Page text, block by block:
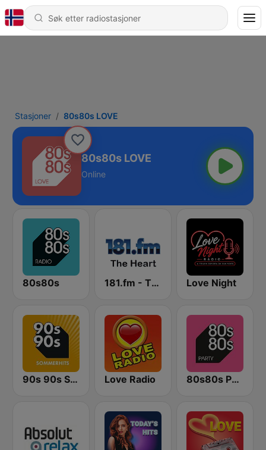
Stasjoner 80s80s LOVE
80s80s LOVE
Online
80s80s 181.fm - The Heart (Love Songs) Love Night
90s 90s Sommerhits Love Radio 80s80s Party